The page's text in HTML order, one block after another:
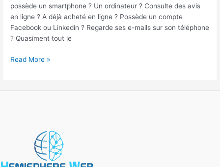
possède un smartphone ? Un ordinateur ? Consulte des avis
en ligne ? A déjà acheté en ligne ? Possède un compte
Facebook ou Linkedin ? Regarde ses e-mails sur son téléphone
? Quasiment tout le
Read More »